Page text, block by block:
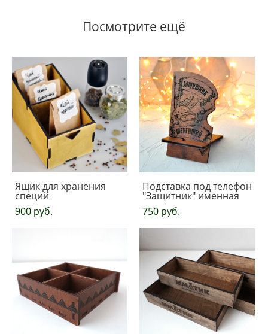
Посмотрите ещё
Ящик для хранения
специй
900 pуб.
Подставка под телефон
"Защитник" именная
750 pуб.